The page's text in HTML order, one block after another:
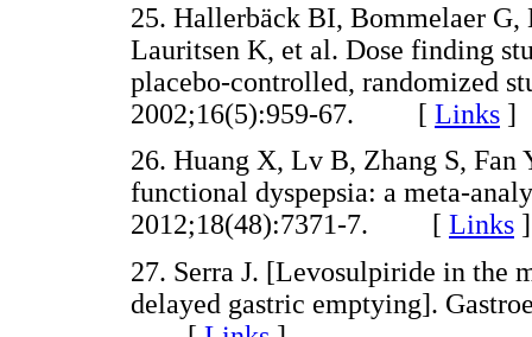
25. Hallerbäck BI, Bommelaer
Lauritsen K, et al. Dose finding
placebo-controlled, randomized
2002;16(5):959-67. [ Links ]
26. Huang X, Lv B, Zhang S,
functional dyspepsia: a meta-
2012;18(48):7371-7. [ Links ]
27. Serra J. [Levosulpiride in the
delayed gastric emptying].